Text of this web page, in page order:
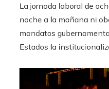
La jornada laboral de
noche a la mañana ni
mandatos
Estados la